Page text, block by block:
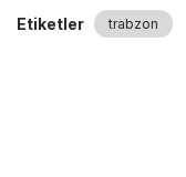
Etiketler trabzon